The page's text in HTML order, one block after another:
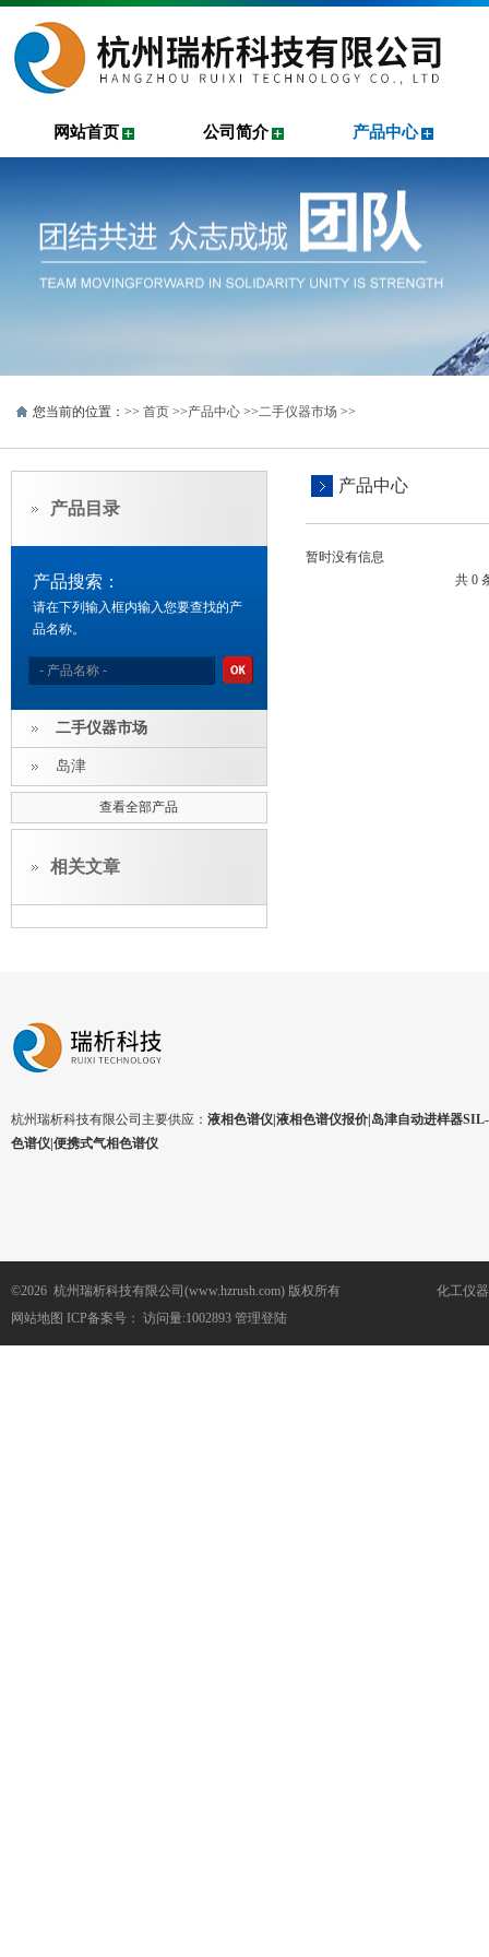
网站首页 公司简介 产品中心
您当前的位置：>> 首页 >>产品中心 >>二手仪器市场 >>
产品目录
产品搜索：
请在下列输入框内输入您要查找的产
品名称。
二手仪器市场
岛津
查看全部产品
相关文章
产品中心
暂时没有信息
共 0
杭州瑞析科技有限公司主要供应： 液相色谱仪|液相色谱仪报价|岛津自动进样器
色谱仪|便携式气相色谱仪
©2026 杭州瑞析科技有限公司(www.hzrush.com) 版权所有
网站地图 ICP备案号： 访问量:1002893 管理登陆
化工仪